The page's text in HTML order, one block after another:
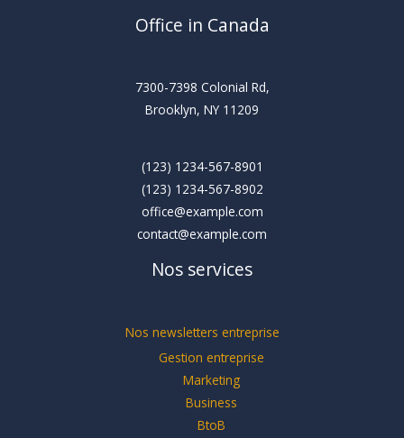
Office in Canada
7300-7398 Colonial Rd,
Brooklyn, NY 11209
(123) 1234-567-8901
(123) 1234-567-8902
office@example.com
contact@example.com
Nos services
Nos newsletters entreprise
Gestion entreprise
Marketing
Business
BtoB